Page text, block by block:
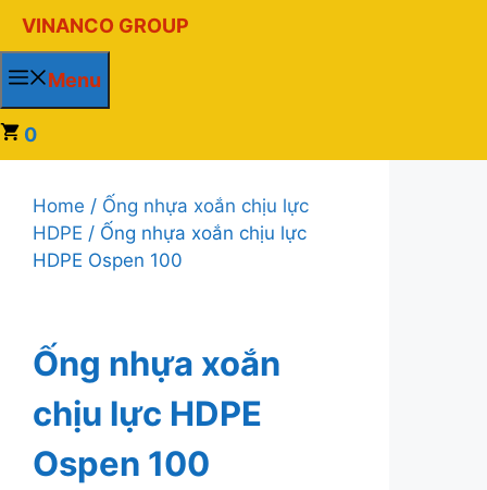
đến
nội
VINANCO GROUP
Menu
0
Home / Ống nhựa xoắn chịu lực
HDPE / Ống nhựa xoắn chịu lực
HDPE Ospen 100
Ống nhựa xoắn
chịu lực HDPE
Ospen 100